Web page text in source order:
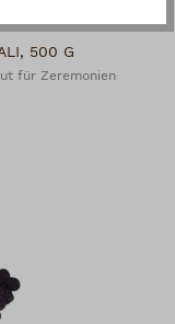
500 G
für Zeremonien